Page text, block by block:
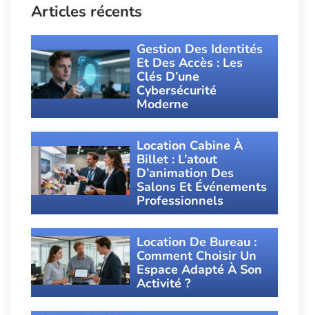
Articles récents
Gestion Des Identités
Et Des Accès : Les
Clés D’une
Cybersécurité
Moderne
Location Cabine À
Billet : L’atout
D’animation Des
Salons Et Événements
Professionnels
Location De Bureau :
Comment Choisir Un
Espace Adapté À Son
Activité ?